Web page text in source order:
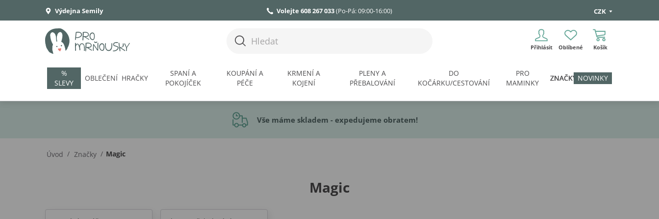
Výdejna Semily Volejte 608 267 033(Po-Pá: 09:00-16:00) CZK
Přihlásit Oblíbené Košík
%
SLEVY
OBLEČENÍ HRAČKY
SPANÍ A
POKOJÍČEK
KOUPÁNÍ A
PÉČE
KRMENÍ A
KOJENÍ
PLENY A
PŘEBALOVÁNÍ
DO
KOČÁRKU/CESTOVÁNÍ
PRO
MAMINKY
ZNAČKY NOVINKY
Vše máme skladem - expedujeme obratem!
Úvod / Značky / Magic
Magic